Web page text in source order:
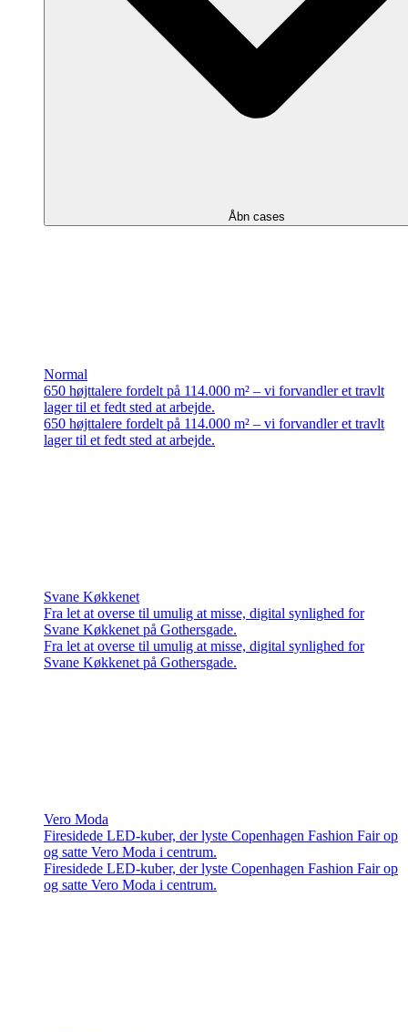
Åbn cases
Normal
650 højttalere fordelt på 114.000 m² – vi forvandler et travlt
lager til et fedt sted at arbejde.
650 højttalere fordelt på 114.000 m² – vi forvandler et travlt
lager til et fedt sted at arbejde.
Svane Køkkenet
Fra let at overse til umulig at misse, digital synlighed for
Svane Køkkenet på Gothersgade.
Fra let at overse til umulig at misse, digital synlighed for
Svane Køkkenet på Gothersgade.
Vero Moda
Firesidede LED-kuber, der lyste Copenhagen Fashion Fair op
og satte Vero Moda i centrum.
Firesidede LED-kuber, der lyste Copenhagen Fashion Fair op
og satte Vero Moda i centrum.